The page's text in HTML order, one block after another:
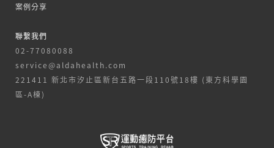
案例分享
聯繫我們
02-77080088
service@aldahealth.com
221411 新北市汐止區新台五路一段110號18樓 (東方科學園
區-A棟)